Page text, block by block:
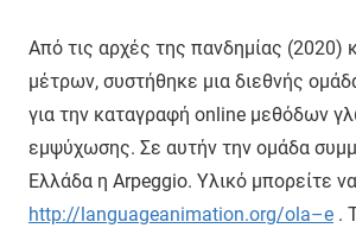
Από τις αρχές της πανδημίας (2020)
μέτρων, συστήθηκε μια διεθνής
για την καταγραφή online μεθόδων
εμψύχωσης. Σε αυτήν την ομάδα
Ελλάδα η Arpeggio. Υλικό μπορείτε
http:// languageanimation.org/ola–e .